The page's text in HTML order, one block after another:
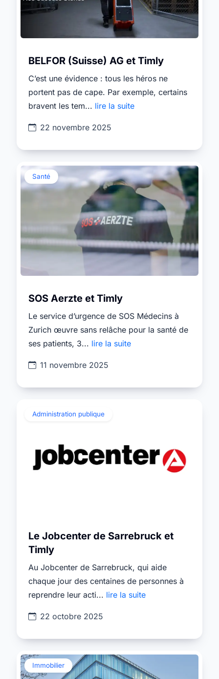
BELFOR (Suisse) AG et Timly
C’est une évidence : tous les héros ne
portent pas de cape. Par exemple, certains
bravent les tem... lire la suite
22 novembre 2025
Santé
SOS Aerzte et Timly
Le service d’urgence de SOS Médecins à
Zurich œuvre sans relâche pour la santé de
ses patients, 3... lire la suite
11 novembre 2025
Administration publique
Le Jobcenter de Sarrebruck et
Timly
Au Jobcenter de Sarrebruck, qui aide
chaque jour des centaines de personnes à
reprendre leur acti... lire la suite
22 octobre 2025
Immobilier